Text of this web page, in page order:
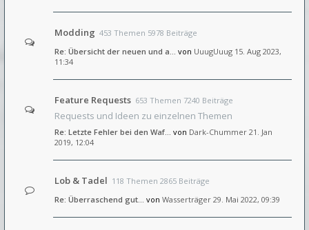
Modding 453 Themen 5978 Beiträge
Re: Übersicht der neuen und a… von UuugUuug 15. Aug 2023,
11:34
Feature Requests 653 Themen 7240 Beiträge
Requests und Ideen zu einzelnen Themen
Re: Letzte Fehler bei den Waf… von Dark-Chummer 21. Jan
2019, 12:04
Lob & Tadel 118 Themen 2865 Beiträge
Re: Überraschend gut... von Wasserträger 29. Mai 2022, 09:39